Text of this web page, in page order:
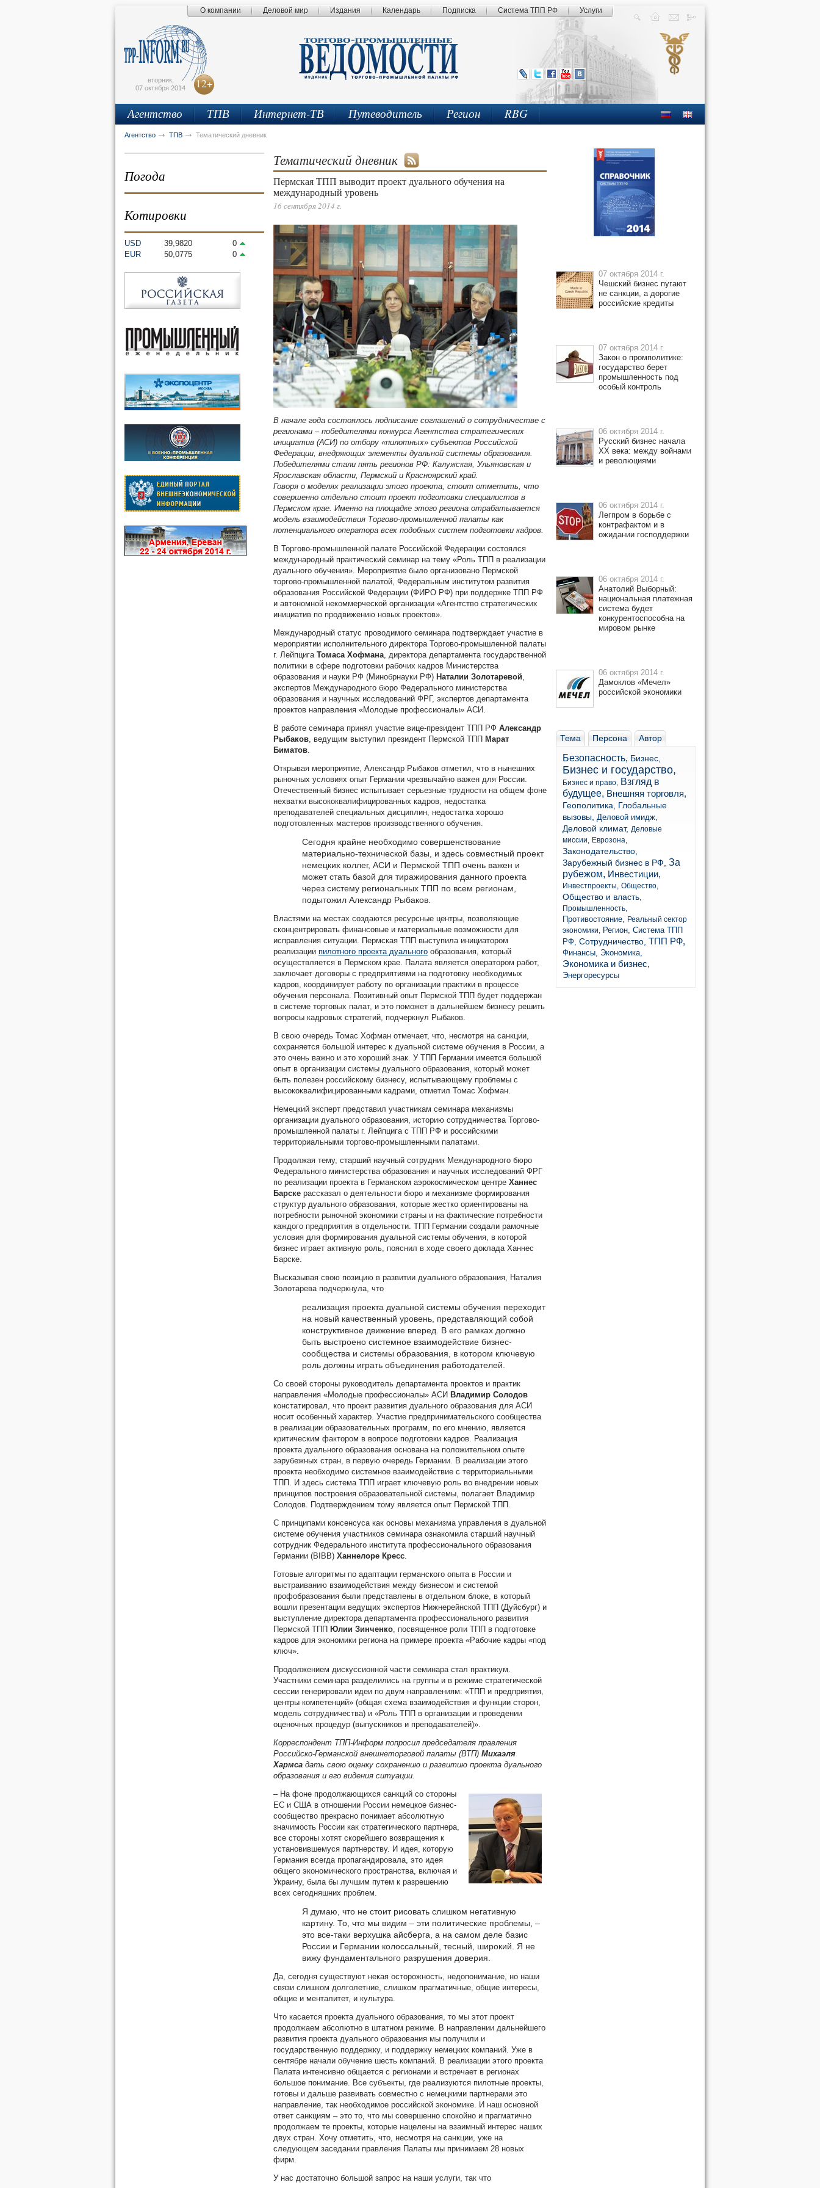
О компании Деловой мир Издания Календарь Подписка Система ТПП РФ Услуги
вторник,
07 октября 2014
12+
Агентство ТПВ Интернет-ТВ Путеводитель Регион RBG
Агентство ТПВ Тематический дневник
Погода
Котировки
USD 39,9820
0
EUR
50,0775 0
Тематический дневник
Пермская ТПП выводит проект дуального обучения на
международный уровень
16 сентября 2014 г.
В начале года состоялось подписание соглашений о сотрудничестве с
регионами – победителями конкурса Агентства стратегических
инициатив (АСИ) по отбору «пилотных» субъектов Российской
Федерации, внедряющих элементы дуальной системы образования.
Победителями стали пять регионов РФ: Калужская, Ульяновская и
Ярославская области, Пермский и Красноярский край.
Говоря о моделях реализации этого проекта, стоит отметить, что
совершенно отдельно стоит проект подготовки специалистов в
Пермском крае. Именно на площадке этого региона отрабатывается
модель взаимодействия Торгово-промышленной палаты как
потенциального оператора всех подобных систем подготовки кадров.
В Торгово-промышленной палате Российской Федерации состоялся
международный практический семинар на тему «Роль ТПП в реализации
дуального обучения». Мероприятие было организовано Пермской
торгово-промышленной палатой, Федеральным институтом развития
образования Российской Федерации (ФИРО РФ) при поддержке ТПП РФ
и автономной некоммерческой организации «Агентство стратегических
инициатив по продвижению новых проектов».
Международный статус проводимого семинара подтверждает участие в
мероприятии исполнительного директора Торгово-промышленной палаты
г. Лейпцига Томаса Хофмана, директора департамента государственной
политики в сфере подготовки рабочих кадров Министерства
образования и науки РФ (Минобрнауки РФ) Наталии Золотаревой,
экспертов Международного бюро Федерального министерства
образования и научных исследований ФРГ, экспертов департамента
проектов направления «Молодые профессионалы» АСИ.
В работе семинара принял участие вице-президент ТПП РФ Александр
Рыбаков, ведущим выступил президент Пермской ТПП Марат
Биматов.
Открывая мероприятие, Александр Рыбаков отметил, что в нынешних
рыночных условиях опыт Германии чрезвычайно важен для России.
Отечественный бизнес испытывает серьезные трудности на общем фоне
нехватки высококвалифицированных кадров, недостатка
преподавателей специальных дисциплин, недостатка хорошо
подготовленных мастеров производственного обучения.
Сегодня крайне необходимо совершенствование
материально-технической базы, и здесь совместный проект
немецких коллег, АСИ и Пермской ТПП очень важен и
может стать базой для тиражирования данного проекта
через систему региональных ТПП по всем регионам,
подытожил Александр Рыбаков.
Властями на местах создаются ресурсные центры, позволяющие
сконцентрировать финансовые и материальные возможности для
исправления ситуации. Пермская ТПП выступила инициатором
реализации пилотного проекта дуального образования, который
осуществляется в Пермском крае. Палата является оператором работ,
заключает договоры с предприятиями на подготовку необходимых
кадров, координирует работу по организации практики в процессе
обучения персонала. Позитивный опыт Пермской ТПП будет поддержан
в системе торговых палат, и это поможет в дальнейшем бизнесу решить
вопросы кадровых стратегий, подчеркнул Рыбаков.
В свою очередь Томас Хофман отмечает, что, несмотря на санкции,
сохраняется большой интерес к дуальной системе обучения в России, а
это очень важно и это хороший знак. У ТПП Германии имеется большой
опыт в организации системы дуального образования, который может
быть полезен российскому бизнесу, испытывающему проблемы с
высококвалифицированными кадрами, отметил Томас Хофман.
Немецкий эксперт представил участникам семинара механизмы
организации дуального образования, историю сотрудничества Торгово-
промышленной палаты г. Лейпцига с ТПП РФ и российскими
территориальными торгово-промышленными палатами.
Продолжая тему, старший научный сотрудник Международного бюро
Федерального министерства образования и научных исследований ФРГ
по реализации проекта в Германском аэрокосмическом центре Ханнес
Барске рассказал о деятельности бюро и механизме формирования
структур дуального образования, которые жестко ориентированы на
потребности рыночной экономики страны и на фактические потребности
каждого предприятия в отдельности. ТПП Германии создали рамочные
условия для формирования дуальной системы обучения, в которой
бизнес играет активную роль, пояснил в ходе своего доклада Ханнес
Барске.
Высказывая свою позицию в развитии дуального образования, Наталия
Золотарева подчеркнула, что
реализация проекта дуальной системы обучения переходит
на новый качественный уровень, представляющий собой
конструктивное движение вперед. В его рамках должно
быть выстроено системное взаимодействие бизнес-
сообщества и системы образования, в котором ключевую
роль должны играть объединения работодателей.
Со своей стороны руководитель департамента проектов и практик
направления «Молодые профессионалы» АСИ Владимир Солодов
констатировал, что проект развития дуального образования для АСИ
носит особенный характер. Участие предпринимательского сообщества
в реализации образовательных программ, по его мнению, является
критическим фактором в вопросе подготовки кадров. Реализация
проекта дуального образования основана на положительном опыте
зарубежных стран, в первую очередь Германии. В реализации этого
проекта необходимо системное взаимодействие с территориальными
ТПП. И здесь система ТПП играет ключевую роль во внедрении новых
принципов построения образовательной системы, полагает Владимир
Солодов. Подтверждением тому является опыт Пермской ТПП.
С принципами консенсуса как основы механизма управления в дуальной
системе обучения участников семинара ознакомила старший научный
сотрудник Федерального института профессионального образования
Германии (ВIВВ) Ханнелоре Кресс.
Готовые алгоритмы по адаптации германского опыта в России и
выстраиванию взаимодействия между бизнесом и системой
профобразования были представлены в отдельном блоке, в который
вошли презентации ведущих экспертов Нижнерейнской ТПП (Дуйсбург) и
выступление директора департамента профессионального развития
Пермской ТПП Юлии Зинченко, посвященное роли ТПП в подготовке
кадров для экономики региона на примере проекта «Рабочие кадры «под
ключ».
Продолжением дискуссионной части семинара стал практикум.
Участники семинара разделились на группы и в режиме стратегической
сессии генерировали идеи по двум направлениям: «ТПП и предприятия,
центры компетенций» (общая схема взаимодействия и функции сторон,
модель сотрудничества) и «Роль ТПП в организации и проведении
оценочных процедур (выпускников и преподавателей)».
Корреспондент ТПП-Информ попросил председателя правления
Российско-Германской внешнеторговой палаты (ВТП) Михаэля
Хармса дать свою оценку сохранению и развитию проекта дуального
образования и его видения ситуации.
– На фоне продолжающихся санкций со стороны
ЕС и США в отношении России немецкое бизнес-
сообщество прекрасно понимает абсолютную
значимость России как стратегического партнера,
все стороны хотят скорейшего возвращения к
установившемуся партнерству. И идея, которую
Германия всегда пропагандировала, это идея
общего экономического пространства, включая и
Украину, была бы лучшим путем к разрешению
всех сегодняшних проблем.
Я думаю, что не стоит рисовать слишком негативную
картину. То, что мы видим – эти политические проблемы, –
это все-таки верхушка айсберга, а на самом деле базис
России и Германии колоссальный, тесный, широкий. Я не
вижу фундаментального разрушения доверия.
Да, сегодня существуют некая осторожность, недопонимание, но наши
связи слишком долголетние, слишком прагматичные, общие интересы,
общие и менталитет, и культура.
Что касается проекта дуального образования, то мы этот проект
продолжаем абсолютно в штатном режиме. В направлении дальнейшего
развития проекта дуального образования мы получили и
государственную поддержку, и поддержку немецких компаний. Уже в
сентябре начали обучение шесть компаний. В реализации этого проекта
Палата интенсивно общается с регионами и встречает в регионах
большое понимание. Все субъекты, где реализуются пилотные проекты,
готовы и дальше развивать совместно с немецкими партнерами это
направление, так необходимое российской экономике. И наш основной
ответ санкциям – это то, что мы совершенно спокойно и прагматично
продолжаем те проекты, которые нацелены на взаимный интерес наших
двух стран. Хочу отметить, что, несмотря на санкции, уже на
следующем заседании правления Палаты мы принимаем 28 новых
фирм.
У нас достаточно большой запрос на наши услуги, так что
07 октября 2014 г.
Чешский бизнес пугают
не санкции, а дорогие
российские кредиты
07 октября 2014 г.
Закон о промполитике:
государство берет
промышленность под
особый контроль
06 октября 2014 г.
Русский бизнес начала
XX века: между войнами
и революциями
06 октября 2014 г.
Легпром в борьбе с
контрафактом и в
ожидании господдержки
06 октября 2014 г.
Анатолий Выборный:
национальная платежная
система будет
конкурентоспособна на
мировом рынке
06 октября 2014 г.
Дамоклов «Мечел»
российской экономики
Тема Персона Автор
Безопасность, Бизнес,
Бизнес и государство,
Бизнес и право, Взгляд в
будущее, Внешняя торговля,
Геополитика,
Глобальные
вызовы, Деловой имидж,
Деловой климат, Деловые
миссии, Еврозона,
Законодательство,
Зарубежный бизнес в РФ, За
рубежом, Инвестиции,
Инвестпроекты, Общество,
Общество и власть,
Промышленность,
Противостояние, Реальный сектор
экономики, Регион, Система ТПП
РФ, Сотрудничество, ТПП РФ,
Финансы, Экономика,
Экономика и бизнес,
Энергоресурсы